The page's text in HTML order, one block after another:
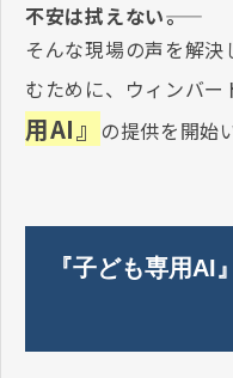
不安は拭えない――。
そんな現場の声を解
むために、ウィンバー
用AI』 の提供を開始
『子ども専用AI